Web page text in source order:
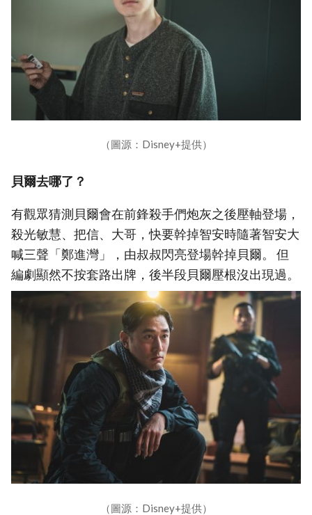
（圖源：Disney+提供）
貝爾去哪了？
有觀眾猜測貝爾會在前鋒殺手們炮灰之後壓軸登場，
殺光敏慧、把信、大哥，快要幹掉智安時隨著智安大
喊三聲「鄭進灣」，由叔叔閃亮登場幹掉貝爾。 但
編劇顯然不按套路出牌，後半段貝爾壓根沒出現過。
（圖源：Disney+提供）